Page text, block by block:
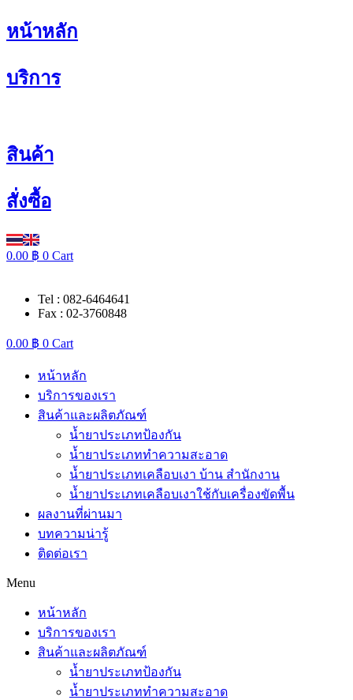
Skip
to
หน้าหลัก
บริการ
สินค้า
สั่งซื้อ
0.00 ฿ 0 Cart
Tel : 082-6464641
Fax : 02-3760848
0.00 ฿ 0 Cart
หน้าหลัก
บริการของเรา
สินค้าและผลิตภัณฑ์
น้ำยาประเภทป้องกัน
น้ำยาประเภททำความสะอาด
น้ำยาประเภทเคลือบเงา บ้าน สำนักงาน
น้ำยาประเภทเคลือบเงาใช้กับเครื่องขัดพื้น
ผลงานที่ผ่านมา
บทความน่ารู้
ติดต่อเรา
Menu
หน้าหลัก
บริการของเรา
สินค้าและผลิตภัณฑ์
น้ำยาประเภทป้องกัน
น้ำยาประเภททำความสะอาด